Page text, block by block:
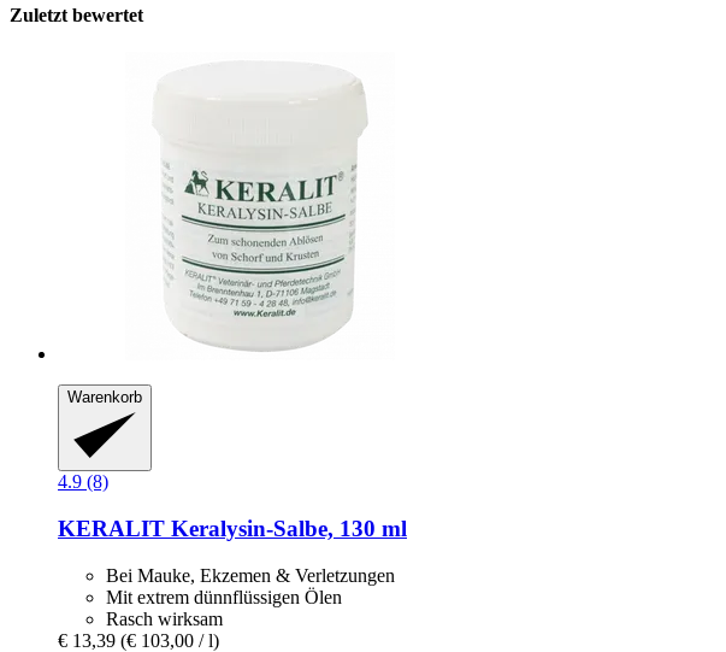
Zuletzt bewertet
Warenkorb
4.9 (8)
KERALIT Keralysin-​Salbe, 130 ml
Bei Mauke, Ekzemen & Verletzungen
Mit extrem dünnflüssigen Ölen
Rasch wirksam
€ 13,39 (€ 103,00 / l)